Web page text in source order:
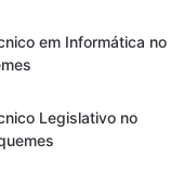
em Informática no
Legislativo no